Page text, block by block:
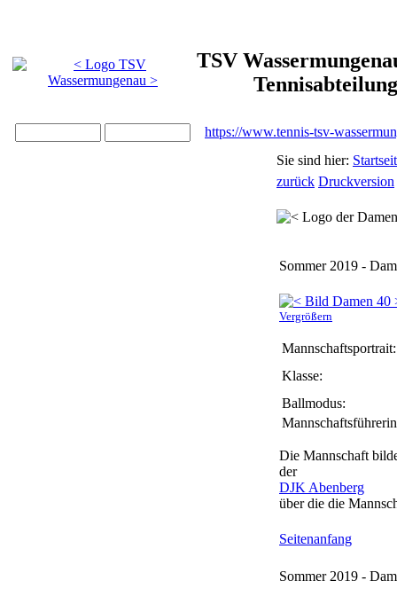
TSV
Tennisabteilung
https://www.tennis-tsv-
Sie sind hier:
zurück Druckversion
Sommer 2019 -
Vergrößern
Mannschaftsportrait:
Klasse:
Ballmodus:
Die Mannschaft
der
DJK Abenberg
über die die
Seitenanfang
Sommer 2019 -